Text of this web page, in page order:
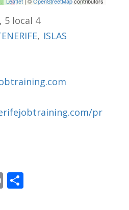
5 local 4
, ISLAS
pr
Pr
in
C